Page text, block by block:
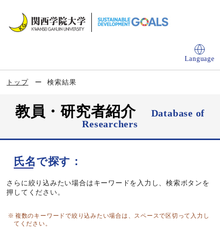
Language
トップ 検索結果
教員・研究者紹介
Database of
Researchers
氏名で探す：
さらに絞り込みたい場合はキーワードを入力し、検索ボタンを
押してください。
複数のキーワードで絞り込みたい場合は、スペースで区切って入力し
てください。